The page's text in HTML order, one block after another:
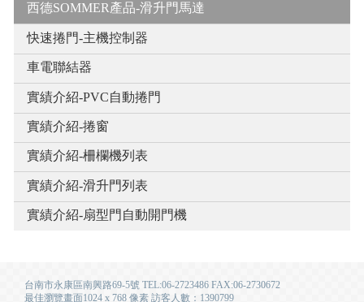
西德SOMMER產品-滑升門馬達
快速捲門-主機控制器
車電聯結器
實績介紹-PVC自動捲門
實績介紹-捲窗
實績介紹-柵欄機列表
實績介紹-滑升門列表
實績介紹-扇型門自動開門機
台南市永康區南興路69-5號 TEL:06-2723486 FAX:06-2730672
最佳瀏覽畫面1024 x 768 像素 訪客人數：1390799